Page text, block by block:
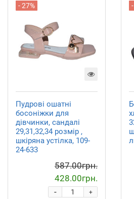
- 27%
Пудрові ошатні
босоніжки для
дівчинки, сандалі
29,31,32,34 розмір ,
шкіряна устілка, 109-
24-633
587.00грн.
428.00грн.
+
-